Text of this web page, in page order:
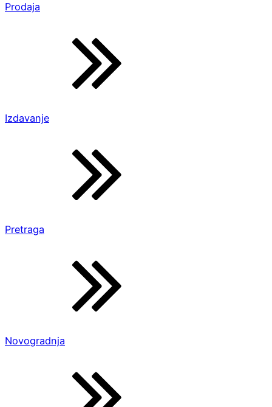
Prodaja
Izdavanje
Pretraga
Novogradnja